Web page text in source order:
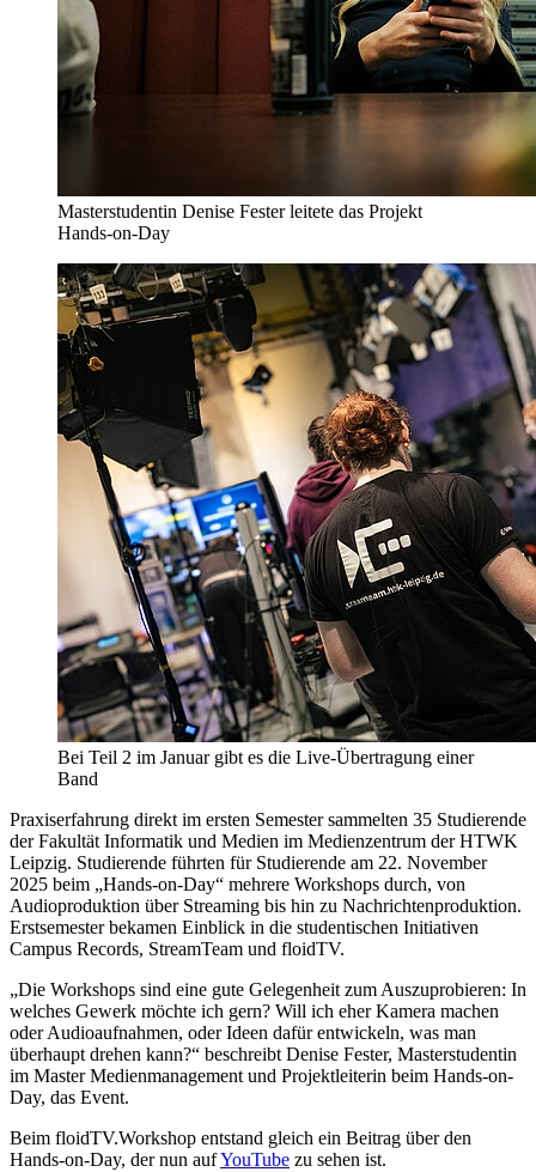
Masterstudentin Denise Fester leitete das Projekt
Hands-on-Day
Bei Teil 2 im Januar gibt es die Live-Übertragung einer
Band
Praxiserfahrung direkt im ersten Semester sammelten 35 Studierende
der Fakultät Informatik und Medien im Medienzentrum der HTWK
Leipzig. Studierende führten für Studierende am 22. November
2025 beim „Hands-on-Day“ mehrere Workshops durch, von
Audioproduktion über Streaming bis hin zu Nachrichtenproduktion.
Erstsemester bekamen Einblick in die studentischen Initiativen
Campus Records, StreamTeam und floidTV.
„Die Workshops sind eine gute Gelegenheit zum Auszuprobieren: In
welches Gewerk möchte ich gern? Will ich eher Kamera machen
oder Audioaufnahmen, oder Ideen dafür entwickeln, was man
überhaupt drehen kann?“ beschreibt Denise Fester, Masterstudentin
im Master Medienmanagement und Projektleiterin beim Hands-on-
Day, das Event.
Beim floidTV.Workshop entstand gleich ein Beitrag über den
Hands-on-Day, der nun aufYouTube zu sehen ist.